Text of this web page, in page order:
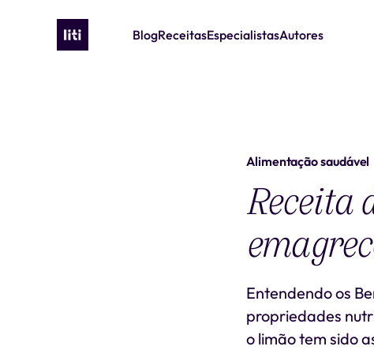
BlogReceitasEspecialistasAutores
Alimentação saudável
Receita
Entendendo os
propriedades
o limão tem sido